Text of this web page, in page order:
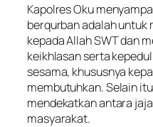
Kapolres Oku
berqurban adalah
kepada Allah SWT dan
keikhlasan serta
sesama, khususnya
membutuhkan. Selain
mendekatkan antara
masyarakat.